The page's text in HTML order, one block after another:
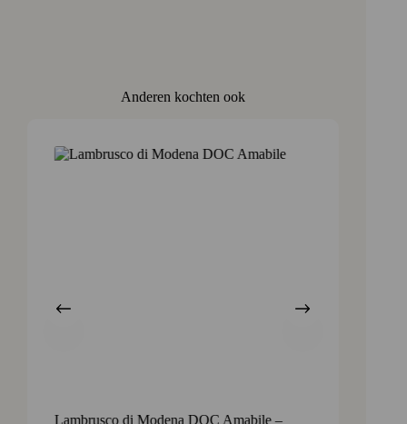
Anderen kochten ook
Lambrusco di Modena DOC Amabile –